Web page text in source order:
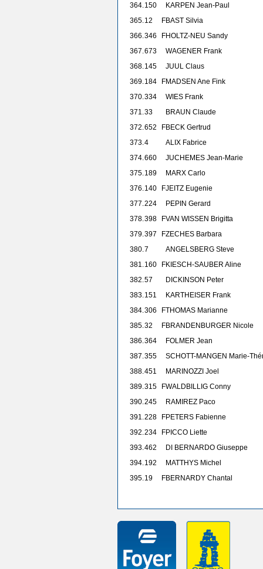
364.150
KARPEN Jean-Paul
365.12 FBAST Silvia
366.346 FHOLTZ-NEU Sandy
367.673
WAGENER Frank
368.145
JUUL Claus
369.184 FMADSEN Ane Fink
370.334
WIES Frank
371.33
BRAUN Claude
372.652 FBECK Gertrud
373.4
ALIX Fabrice
374.660
JUCHEMES Jean-Marie
375.189
MARX Carlo
376.140 FJEITZ Eugenie
377.224
PEPIN Gerard
378.398 FVAN WISSEN Brigitta
379.397 FZECHES Barbara
380.7
ANGELSBERG Steve
381.160 FKIESCH-SAUBER Aline
382.57
DICKINSON Peter
383.151
KARTHEISER Frank
384.306 FTHOMAS Marianne
385.32 FBRANDENBURGER Nicole
386.364
FOLMER Jean
387.355
SCHOTT-MANGEN Marie-
388.451
MARINOZZI Joel
389.315 FWALDBILLIG Conny
390.245
RAMIREZ Paco
391.228 FPETERS Fabienne
392.234 FPICCO Liette
393.462
DI BERNARDO Giuseppe
394.192
MATTHYS Michel
395.19 FBERNARDY Chantal